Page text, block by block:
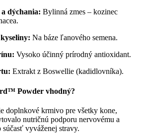
dýchania: Bylinná zmes – kozinec
Na báze ľanového semena.
Vysoko účinný prírodný antioxidant.
Extrakt z Boswellie (kadidlovníka).
Powder vhodný?
doplnkové krmivo pre všetky kone,
nutričnú podporu nervovému a
vyváženej stravy.